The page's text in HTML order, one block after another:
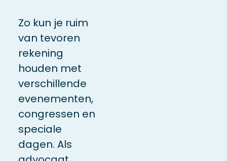
Zo kun je ruim
van tevoren
rekening
houden met
verschillende
evenementen,
congressen en
speciale
dagen. Als